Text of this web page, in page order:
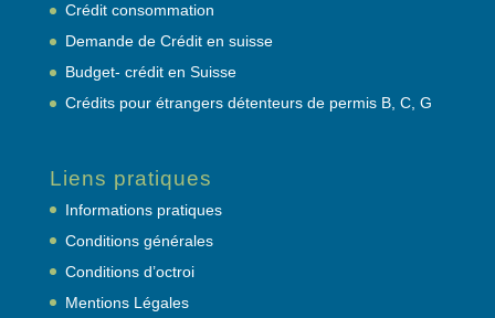
Crédit consommation
Demande de Crédit en suisse
Budget- crédit en Suisse
Crédits pour étrangers détenteurs de permis B, C, G
Liens pratiques
Informations pratiques
Conditions générales
Conditions d’octroi
Mentions Légales